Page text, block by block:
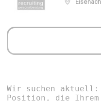
Eisenach
Wir suchen
Position, die